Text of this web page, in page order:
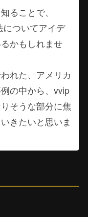
ることで、
ついてアイデ
かもしれませ
れた、アメリカ
の中から、vvip
そうな部分に焦
きたいと思いま